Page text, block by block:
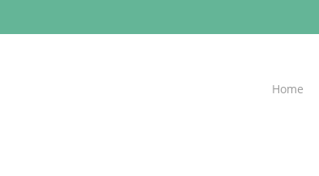
Home